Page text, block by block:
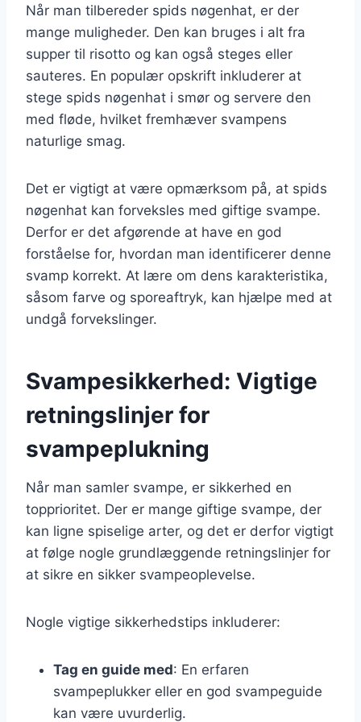
Når man tilbereder spids nøgenhat, er der
mange muligheder. Den kan bruges i alt fra
supper til risotto og kan også steges eller
sauteres. En populær opskrift inkluderer at
stege spids nøgenhat i smør og servere den
med fløde, hvilket fremhæver svampens
naturlige smag.
Det er vigtigt at være opmærksom på, at spids
nøgenhat kan forveksles med giftige svampe.
Derfor er det afgørende at have en god
forståelse for, hvordan man identificerer denne
svamp korrekt. At lære om dens karakteristika,
såsom farve og sporeaftryk, kan hjælpe med at
undgå forvekslinger.
Svampesikkerhed: Vigtige
retningslinjer for
svampeplukning
Når man samler svampe, er sikkerhed en
topprioritet. Der er mange giftige svampe, der
kan ligne spiselige arter, og det er derfor vigtigt
at følge nogle grundlæggende retningslinjer for
at sikre en sikker svampeoplevelse.
Nogle vigtige sikkerhedstips inkluderer:
Tag en guide med: En erfaren
svampeplukker eller en god svampeguide
kan være uvurderlig.